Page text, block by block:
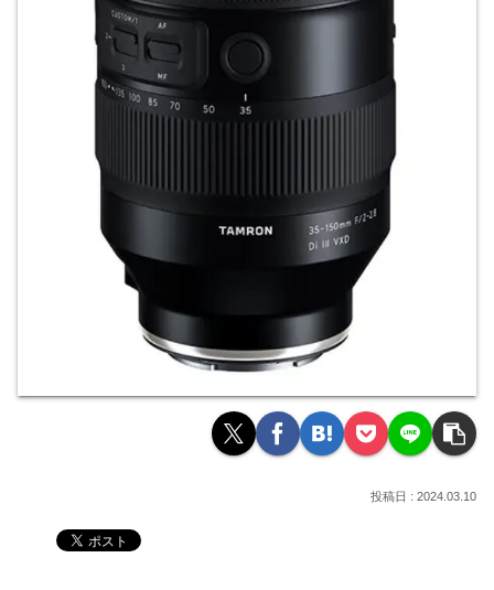
2024.03.10